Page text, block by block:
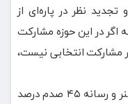
نظر در پاره‌ای از
در این حوزه مشارکت
مشارکت انتخابی نیست،
صالحی با بیان اینکه سهم فرهنگ و هنر و رسانه ۴۵ صدم درصد